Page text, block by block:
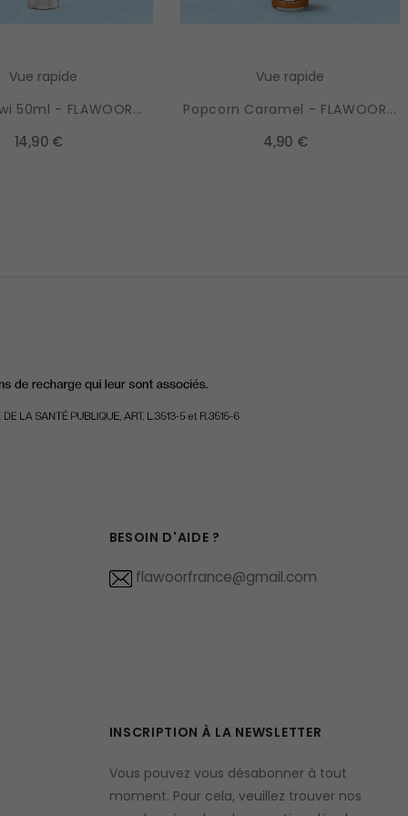
Vue rapide
50ml - FLAWOOR...
14,90 €
Vue rapide
Popcorn Caramel - FLAWOOR...
4,90 €
BESOIN D'AIDE ?
flawoorfrance@gmail.com
INSCRIPTION À LA NEWSLETTER
Vous pouvez vous désabonner à tout
moment. Pour cela, veuillez trouver nos